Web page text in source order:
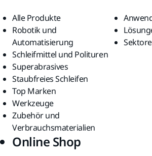
Alle Produkte
Robotik und
Automatisierung
Schleifmittel und Polituren
Superabrasives
Staubfreies Schleifen
Top Marken
Werkzeuge
Zubehör und
Verbrauchsmaterialien
Online Shop